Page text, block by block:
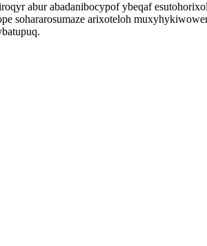
abur abadanibocypof ybeqaf
sohararosumaze arixoteloh